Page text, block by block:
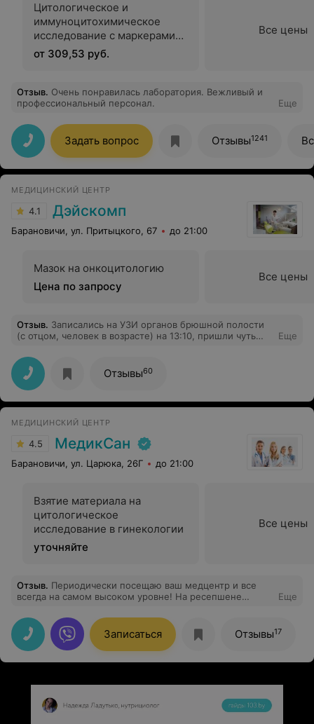
Цитологическое и
иммуноцитохимическое
исследование c маркерами
p16INK4a и Ki-67 для
подтверждения дисплазии в
матки
от 309,53 руб.
Все цены
Отзыв. Очень понравилась лаборатория. Вежливый и
профессиональный персонал.
Еще
Задать вопрос Отзывы1241
МЕДИЦИНСКИЙ ЦЕНТР
4.1 Дэйскомп
Барановичи, ул. Притыцкого, 67 до 21:00
Мазок на онкоцитологию
Цена по запросу
Все цены
Отзыв. Записались на УЗИ органов брюшной полости
(с отцом, человек в возрасте) на 13:10, пришли чуть
надоело сидеть в очередях, приходите к
нам...попыталась задать два вопроса, на что мне
ответили, вы же ко мне не на консультацию
записались, так может нужно заранее предлагать
оплатить консультацию, только вот с таким я
Еще
Отзывы60
МЕДИЦИНСКИЙ ЦЕНТР
4.5 МедикСан
Барановичи, ул. Царюка, 26Г до 21:00
Взятие материала на
цитологическое
исследование в гинекологии
уточняйте
Все цены
Отзыв. Периодически посещаю ваш медцентр и все
всегда на самом высоком уровне! На ресепшене
очередей, врачи грамотные и квалифицированные.
Спасибо!
Еще
Записаться Отзывы17